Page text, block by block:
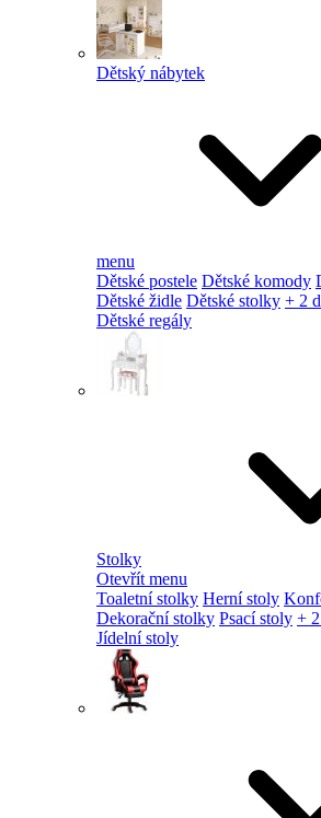
Dětský nábytek
menu
Dětské postele Dětské komody
Dětské židle Dětské stolky + 2
Dětské regály
Stolky
Otevřít menu
Toaletní stolky Herní stoly
Dekorační stolky Psací stoly +
Jídelní stoly